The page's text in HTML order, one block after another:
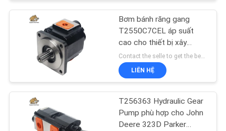
SOÁT
CHẤT
LƯỢNG
LIÊN
HỆ
CHÚNG
Bơm máy kéo thủy
lực
81
Bơm bánh răng gang
T2550C7CEL áp suất
cao cho thiết bị xây
dựng, Hậu mãi Parker
Contact the selle to get the best offer MOQ:1
LIÊN HỆ
T256363 Hydraulic Gear
Pump phù hợp cho John
Deere 323D Parker